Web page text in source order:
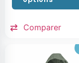
Comparer